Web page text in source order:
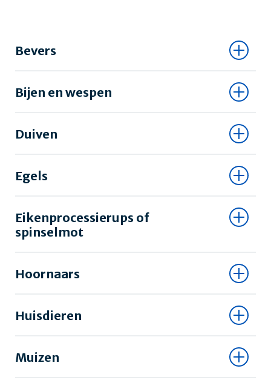
Bevers
Bijen en wespen
Duiven
Egels
Eikenprocessierups of
spinselmot
Hoornaars
Huisdieren
Muizen